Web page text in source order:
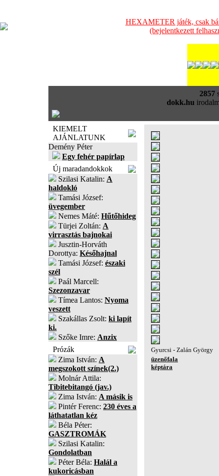
HEXAMETER játék, csak
(bejelentkezett
2857
dokk.hu
KIEMELT
AJÁNLATUNK
Demény Péter
Egy fehér papírlap
Új maradandokkok
Szilasi Katalin: A
haldokló
Tamási József:
üvegember
Nemes Máté: Hűtőhideg
Türjei Zoltán: A
virrasztás bajnokai
Jusztin-Horváth
Dorottya: Későhajnal
Tamási József: északi
szél
Paál Marcell:
Szezonzavar
Tímea Lantos: Nyoma
veszett
Szakállas Zsolt: ki lapít
ki.
Szőke Imre: Anzix
Prózák
Zima István: A
megszokott színek(2.)
Molnár Attila:
Tibitebitangó (jav.)
Zima István: A másik is
Pintér Ferenc: 230 éves a
láthatatlan kéz
Béla Péter:
GASZTROMÁK
Szilasi Katalin:
Gondolatban
Péter Béla: Halál a
kukoricásban
Gyurcsi - Zalán György
üzenőfala
képtára